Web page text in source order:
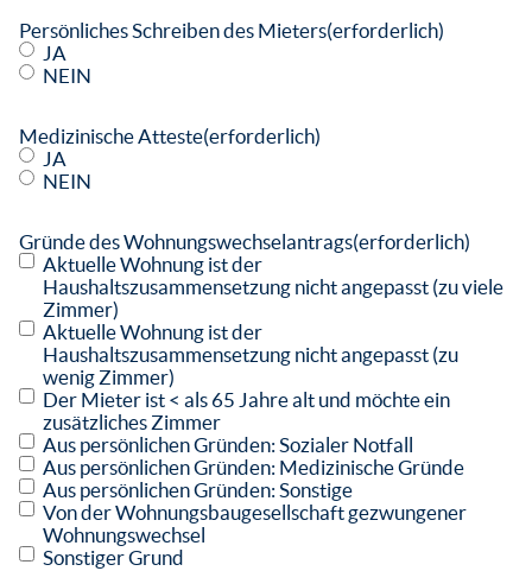
Persönliches Schreiben des Mieters(erforderlich)
JA
NEIN
Medizinische Atteste(erforderlich)
JA
NEIN
Gründe des Wohnungswechselantrags(erforderlich)
Aktuelle Wohnung ist der
Haushaltszusammensetzung nicht angepasst (zu viele
Zimmer)
Aktuelle Wohnung ist der
Haushaltszusammensetzung nicht angepasst (zu
wenig Zimmer)
Der Mieter ist < als 65 Jahre alt und möchte ein
zusätzliches Zimmer
Aus persönlichen Gründen: Sozialer Notfall
Aus persönlichen Gründen: Medizinische Gründe
Aus persönlichen Gründen: Sonstige
Von der Wohnungsbaugesellschaft gezwungener
Wohnungswechsel
Sonstiger Grund